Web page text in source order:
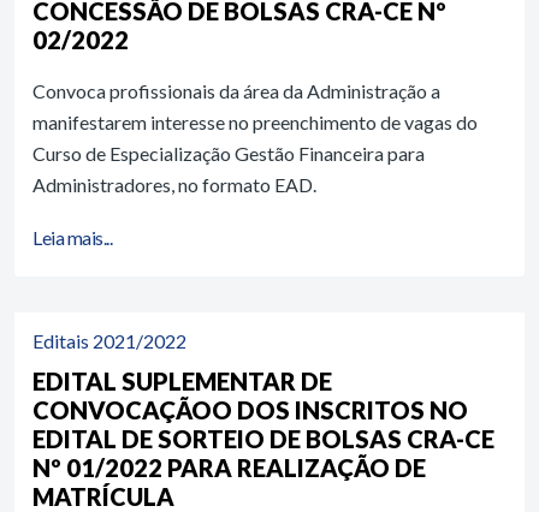
CONCESSÃO DE BOLSAS CRA-CE Nº
02/2022
Convoca profissionais da área da Administração a
manifestarem interesse no preenchimento de vagas do
Curso de Especialização Gestão Financeira para
Administradores, no formato EAD.
Leia mais...
Editais 2021/2022
EDITAL SUPLEMENTAR DE
CONVOCAÇÃOO DOS INSCRITOS NO
EDITAL DE SORTEIO DE BOLSAS CRA-CE
Nº 01/2022 PARA REALIZAÇÃO DE
MATRÍCULA